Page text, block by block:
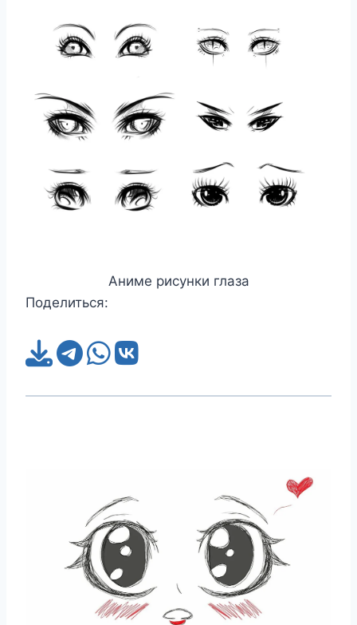
Аниме рисунки глаза
Поделиться: